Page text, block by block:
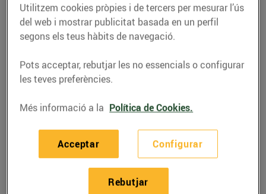
Com és treballar a Bon Preu?
Bon ambient de treball
Treballem en unambient col·laboratiu i proper
un fort sentit de pertinença. Som un gran equip i
sempre trobaràs companys/es disposats a ajudar-
Utilitzem cookies pròpies i de tercers per mesurar l’ús
del web i mostrar publicitat basada en un perfil
segons els teus hàbits de navegació.
Pots acceptar, rebutjar les no essencials o configurar
les teves preferències.
Més informació a la Política de Cookies.
Configurar
Rebutjar
Acceptar